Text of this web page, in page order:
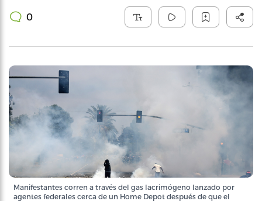
0
Manifestantes corren a través del gas lacrimógeno lanzado por
agentes federales cerca de un Home Depot después de que el